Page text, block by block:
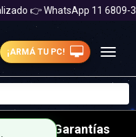
👉 WhatsApp 11 6809-
¡ARMÁ TU PC!
país | 🛡 Garantías